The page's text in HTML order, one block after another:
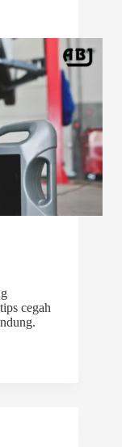
cegah